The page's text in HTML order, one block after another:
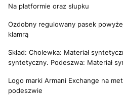
Na platformie oraz słupku
Ozdobny regulowany pasek
klamrą
Skład: Cholewka: Materiał
syntetyczny. Podeszwa: Materiał
Logo marki Armani Exchange na
podeszwie